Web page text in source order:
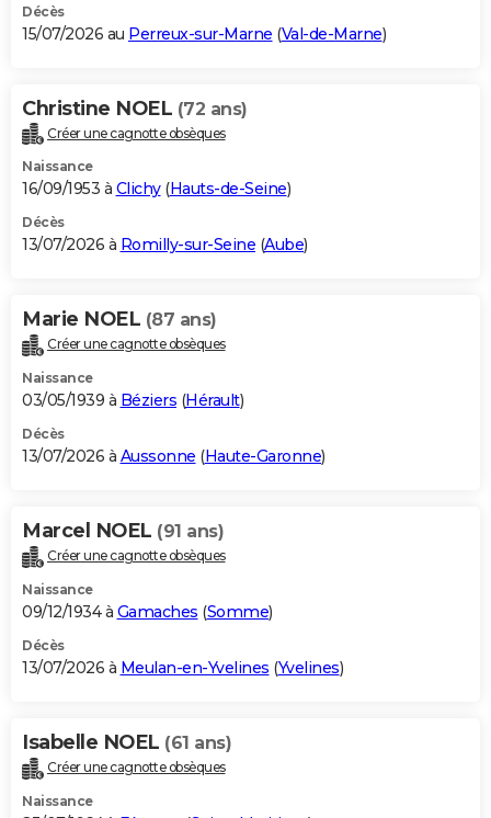
Décès
15/07/2026 au Perreux-sur-Marne (Val-de-Marne)
Christine NOEL (72 ans)
Créer une cagnotte obsèques
Naissance
16/09/1953 à Clichy(Hauts-de-Seine)
Décès
13/07/2026 à Romilly-sur-Seine (Aube)
Marie NOEL (87 ans)
Créer une cagnotte obsèques
Naissance
03/05/1939 à Béziers (Hérault)
Décès
13/07/2026 à Aussonne (Haute-Garonne)
Marcel NOEL (91 ans)
Créer une cagnotte obsèques
Naissance
09/12/1934 à Gamaches (Somme)
Décès
13/07/2026 à Meulan-en-Yvelines (Yvelines)
Isabelle NOEL (61 ans)
Créer une cagnotte obsèques
Naissance